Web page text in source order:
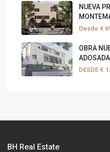
NUEVA
Desde €
OBRA
DESDE €
BH Real Estate